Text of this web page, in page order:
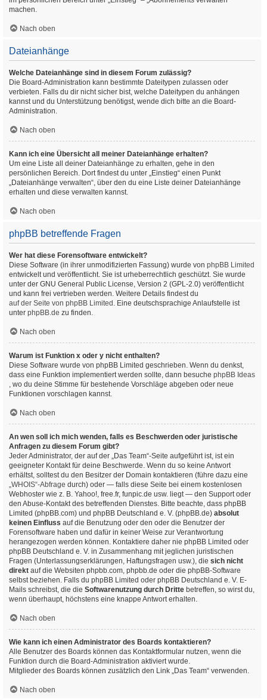
machen.
Nach oben
Dateianhänge
Welche Dateianhänge sind in diesem Forum zulässig?
Die Board-Administration kann bestimmte Dateitypen zulassen oder
verbieten. Falls du dir nicht sicher bist, welche Dateitypen du anhängen
kannst und du Unterstützung benötigst, wende dich bitte an die Board-
Administration.
Nach oben
Kann ich eine Übersicht all meiner Dateianhänge erhalten?
Um eine Liste all deiner Dateianhänge zu erhalten, gehe in den
persönlichen Bereich. Dort findest du unter „Einstieg“ einen Punkt
„Dateianhänge verwalten“, über den du eine Liste deiner Dateianhänge
erhalten und diese verwalten kannst.
Nach oben
phpBB betreffende Fragen
Wer hat diese Forensoftware entwickelt?
Diese Software (in ihrer unmodifizierten Fassung) wurde von phpBB Limited
entwickelt und veröffentlicht. Sie ist urheberrechtlich geschützt. Sie wurde
unter der GNU General Public License, Version 2 (GPL-2.0) veröffentlicht
und kann frei vertrieben werden. Weitere Details findest du
auf der Seite von phpBB Limited . Eine deutschsprachige Anlaufstelle ist
unter phpBB.de zu finden.
Nach oben
Warum ist Funktion x oder y nicht enthalten?
Diese Software wurde von phpBB Limited geschrieben. Wenn du denkst,
dass eine Funktion implementiert werden sollte, dann besuche phpBB Ideas
, wo du deine Stimme für bestehende Vorschläge abgeben oder neue
Funktionen vorschlagen kannst.
Nach oben
An wen soll ich mich wenden, falls es Beschwerden oder juristische
Anfragen zu diesem Forum gibt?
Jeder Administrator, der auf der „Das Team“-Seite aufgeführt ist, ist ein
geeigneter Kontakt für deine Beschwerde. Wenn du so keine Antwort
erhältst, solltest du den Besitzer der Domain kontaktieren (führe dazu eine
„WHOIS“-Abfrage durch) oder — falls diese Seite bei einem kostenlosen
Webhoster wie z. B. Yahoo!, free.fr, funpic.de usw. liegt — den Support oder
den Abuse-Kontakt des betreffenden Dienstes. Bitte beachte, dass phpBB
Limited (phpBB.com) und phpBB Deutschland e. V. (phpBB.de) absolut
keinen Einfluss auf die Benutzung oder den oder die Benutzer der
Forensoftware haben und dafür in keiner Weise zur Verantwortung
herangezogen werden können. Kontaktiere daher nie phpBB Limited oder
phpBB Deutschland e. V. in Zusammenhang mit jeglichen juristischen
Fragen (Unterlassungserklärungen, Haftungsfragen usw.), die sich nicht
direkt auf die Websiten phpbb.com, phpbb.de oder die phpBB-Software
selbst beziehen. Falls du phpBB Limited oder phpBB Deutschland e. V. E-
Mails schreibst, die die Softwarenutzung durch Dritte betreffen, so wirst du,
wenn überhaupt, höchstens eine knappe Antwort erhalten.
Nach oben
Wie kann ich einen Administrator des Boards kontaktieren?
Alle Benutzer des Boards können das Kontaktformular nutzen, wenn die
Funktion durch die Board-Administration aktiviert wurde.
Mitglieder des Boards können zusätzlich den Link „Das Team“ verwenden.
Nach oben